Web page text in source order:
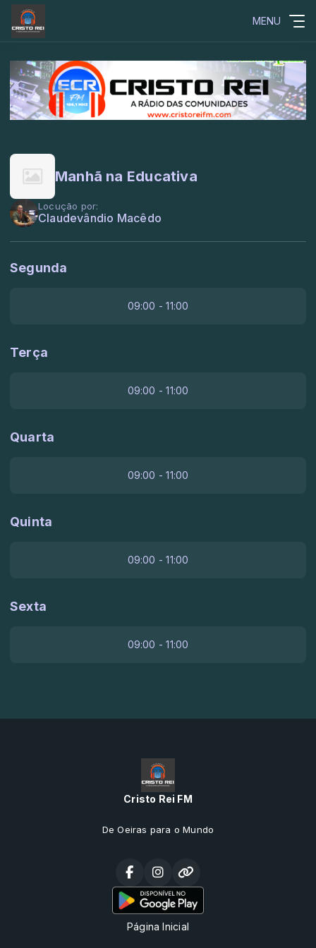
MENU
Manhã na Educativa
Locução por:
Claudevândio Macêdo
Segunda
09:00 - 11:00
Terça
09:00 - 11:00
Quarta
09:00 - 11:00
Quinta
09:00 - 11:00
Sexta
09:00 - 11:00
Cristo Rei FM
De Oeiras para o Mundo
Página Inicial